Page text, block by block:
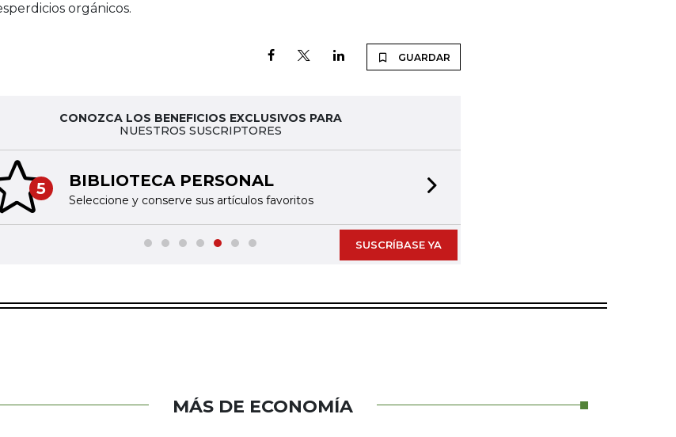
orgánicos.
GUARDAR
CONOZCA LOS BENEFICIOS EXCLUSIVOS PARA
NUESTROS SUSCRIPTORES
5 BIBLIOTECA PERSONAL
Seleccione y conserve sus artículos favoritos
slide
SUSCRÍBASE YA
MÁS DE ECONOMÍA